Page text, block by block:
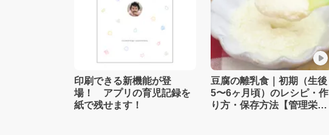
印刷できる新機能が登
場！ アプリの育児記録を
紙で残せます！
豆腐の離乳食｜初期（生後
5〜6ヶ月頃）のレシピ・作
り方・保存方法【管理栄養